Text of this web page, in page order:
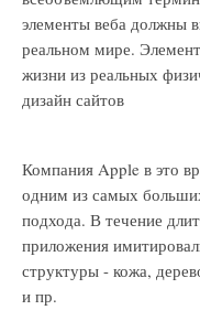
элементы веба должны
реальном мире.
жизни из реальных
дизайн сайтов
Компания Apple в это
одним из самых
подхода. В течение
приложения
структуры - кожа,
и пр.